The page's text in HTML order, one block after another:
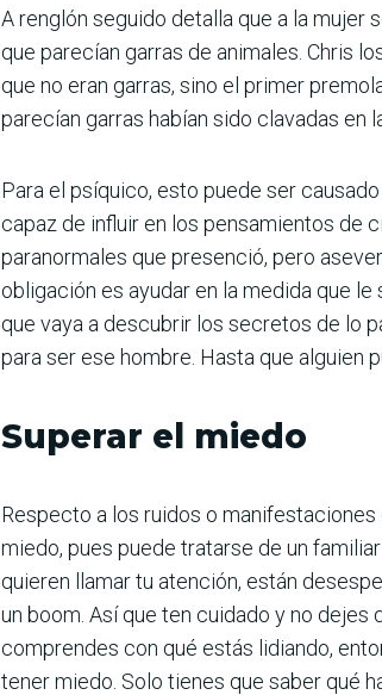
A renglón seguido detalla que a la
que parecían garras de animales. Chris
que no eran garras, sino el primer
parecían garras habían sido clavadas en
Para el psíquico, esto puede ser
capaz de influir en los pensamientos de
paranormales que presenció, pero
obligación es ayudar en la medida que
que vaya a descubrir los secretos de lo
para ser ese hombre. Hasta que alguien
Superar el miedo
Respecto a los ruidos o
miedo, pues puede tratarse de un
quieren llamar tu atención, están
un boom. Así que ten cuidado y no dejes
comprendes con qué estás lidiando,
tener miedo. Solo tienes que saber qué